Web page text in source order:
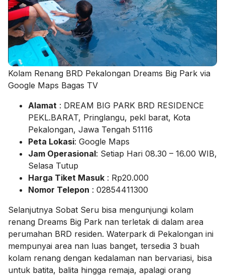
Kolam Renang BRD Pekalongan Dreams Big Park via
Google Maps Bagas TV
Alamat : DREAM BIG PARK BRD RESIDENCE
PEKL.BARAT, Pringlangu, pekl barat, Kota
Pekalongan, Jawa Tengah 51116
Peta Lokasi: Google Maps
Jam Operasional: Setiap Hari 08.30 – 16.00 WIB,
Selasa Tutup
Harga Tiket Masuk : Rp20.000
Nomor Telepon : 02854411300
Selanjutnya Sobat Seru bisa mengunjungi kolam
renang Dreams Big Park nan terletak di dalam area
perumahan BRD residen. Waterpark di Pekalongan ini
mempunyai area nan luas banget, tersedia 3 buah
kolam renang dengan kedalaman nan bervariasi, bisa
untuk batita, balita hingga remaja, apalagi orang